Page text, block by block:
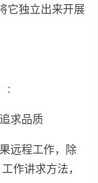
它独立出来开展
:
求品质
远程工作，除
作讲求方法，